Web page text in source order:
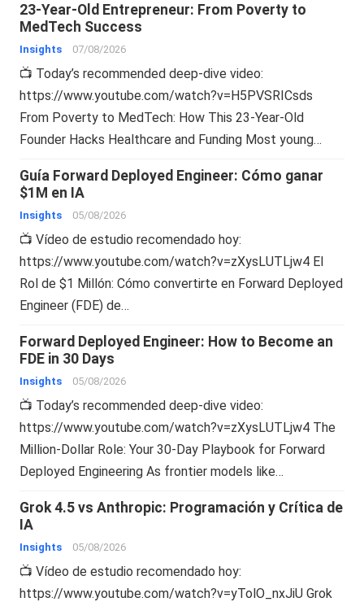
23-Year-Old Entrepreneur: From Poverty to
MedTech Success
Insights 07/08/2026
📺 Today’s recommended deep-dive video:
https://www.youtube.com/watch?v=H5PVSRICsds
From Poverty to MedTech: How This 23-Year-Old
Founder Hacks Healthcare and Funding Most young…
Guía Forward Deployed Engineer: Cómo ganar
$1M en IA
Insights 05/08/2026
📺 Vídeo de estudio recomendado hoy:
https://www.youtube.com/watch?v=zXysLUTLjw4 El
Rol de $1 Millón: Cómo convertirte en Forward Deployed
Engineer (FDE) de…
Forward Deployed Engineer: How to Become an
FDE in 30 Days
Insights 05/08/2026
📺 Today’s recommended deep-dive video:
https://www.youtube.com/watch?v=zXysLUTLjw4 The
Million-Dollar Role: Your 30-Day Playbook for Forward
Deployed Engineering As frontier models like…
Grok 4.5 vs Anthropic: Programación y Crítica de
IA
Insights 05/08/2026
📺 Vídeo de estudio recomendado hoy:
https://www.youtube.com/watch?v=yTolO_nxJiU Grok